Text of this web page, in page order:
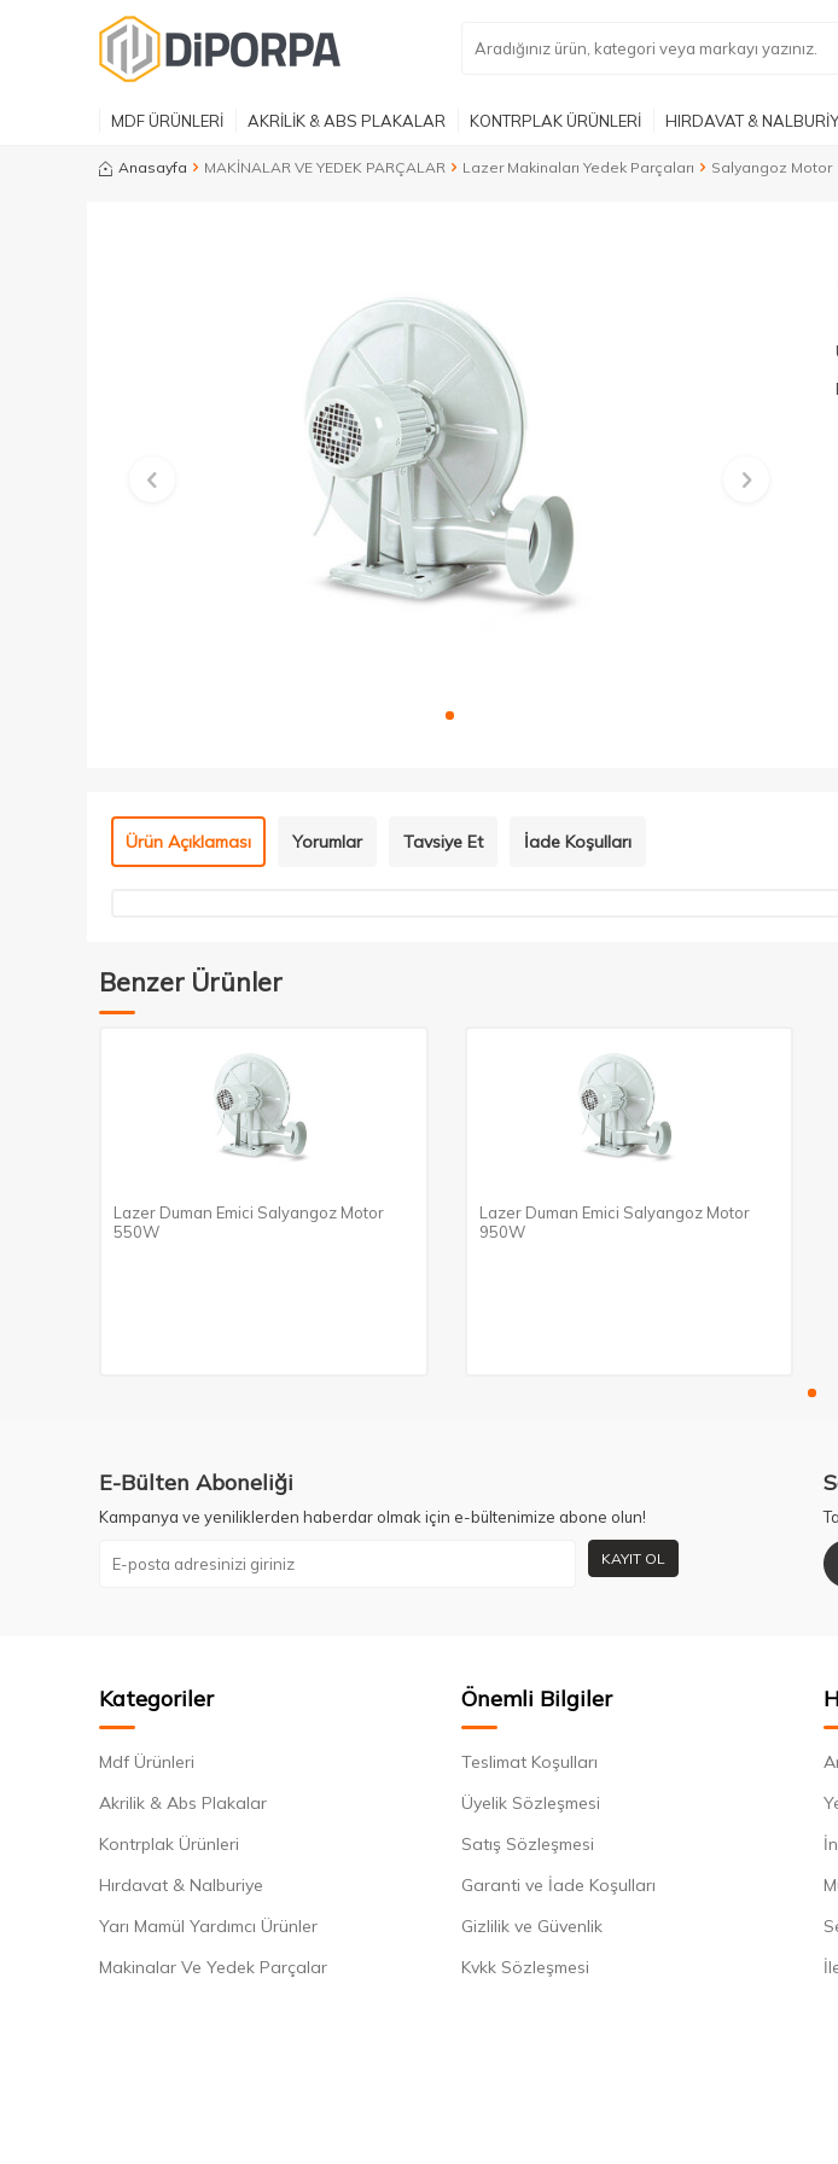
MDF ÜRÜNLERİ AKRİLİK & ABS PLAKALAR KONTRPLAK ÜRÜNLERİ HIRDAVAT &
Anasayfa MAKİNALAR VE YEDEK PARÇALAR Lazer Makinaları Yedek Parçaları Salyangoz Motor
Ürün Açıklaması Yorumlar Tavsiye Et İade Koşulları
Benzer Ürünler
Lazer Duman Emici Salyangoz Motor
550W
Lazer Duman Emici Salyangoz Motor
950W
E-Bülten Aboneliği
Kampanya ve yeniliklerden haberdar olmak için e-bültenimize abone olun!
KAYIT OL
Kategoriler
Mdf Ürünleri
Akrilik & Abs Plakalar
Kontrplak Ürünleri
Hırdavat & Nalburiye
Yarı Mamül Yardımcı Ürünler
Makinalar Ve Yedek Parçalar
Önemli Bilgiler
Teslimat Koşulları
Üyelik Sözleşmesi
Satış Sözleşmesi
Garanti ve İade Koşulları
Gizlilik ve Güvenlik
Kvkk Sözleşmesi